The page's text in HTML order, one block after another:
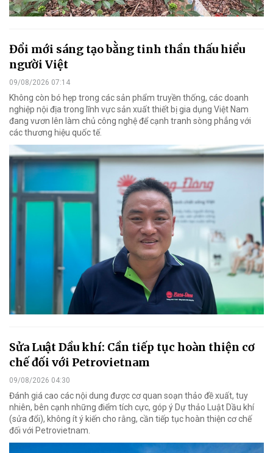
Đổi mới sáng tạo bằng tinh thần thấu hiểu
người Việt
09/08/2026 07:14
Không còn bó hẹp trong các sản phẩm truyền thống, các doanh
nghiệp nội địa trong lĩnh vực sản xuất thiết bị gia dụng Việt Nam
đang vươn lên làm chủ công nghệ để cạnh tranh sòng phẳng với
các thương hiệu quốc tế.
Sửa Luật Dầu khí: Cần tiếp tục hoàn thiện cơ
chế đối với Petrovietnam
09/08/2026 04:30
Đánh giá cao các nội dung được cơ quan soạn thảo đề xuất, tuy
nhiên, bên cạnh những điểm tích cực, góp ý Dự thảo Luật Dầu khí
(sửa đổi), không ít ý kiến cho rằng, cần tiếp tục hoàn thiện cơ chế
đối với Petrovietnam.